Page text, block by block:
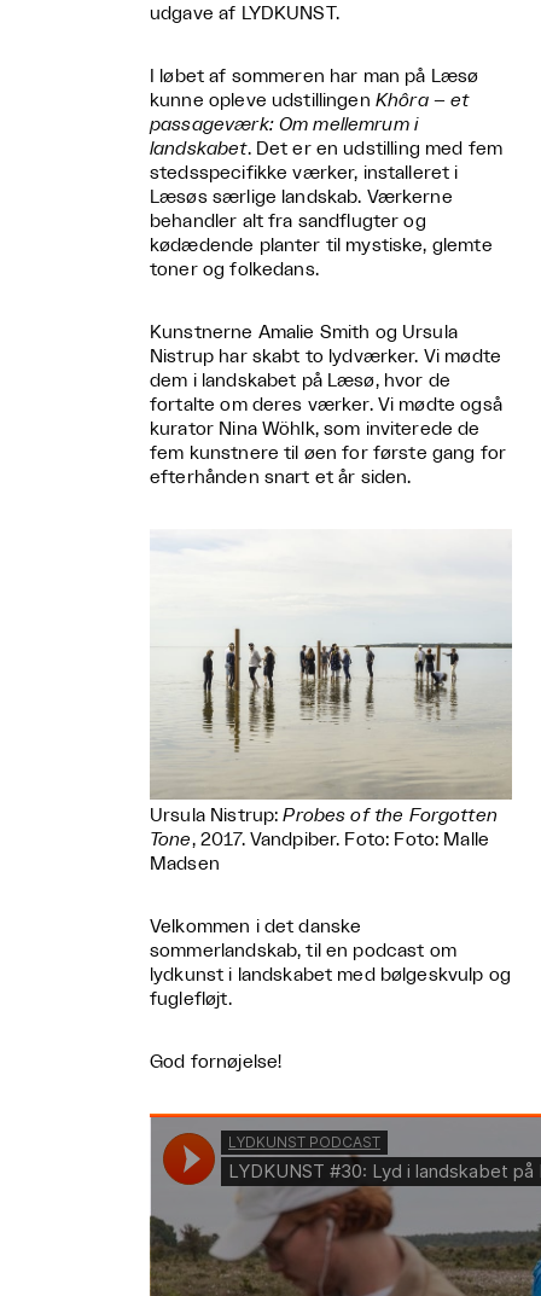
udgave af LYDKUNST.
I løbet af sommeren har man på Læsø
kunne opleve udstillingen Khôra – et
passageværk: Om mellemrum i
landskabet. Det er en udstilling med fem
stedsspecifikke værker, installeret i
Læsøs særlige landskab. Værkerne
behandler alt fra sandflugter og
kødædende planter til mystiske, glemte
toner og folkedans.
Kunstnerne Amalie Smith og Ursula
Nistrup har skabt to lydværker. Vi mødte
dem i landskabet på Læsø, hvor de
fortalte om deres værker. Vi mødte også
kurator Nina Wöhlk, som inviterede de
fem kunstnere til øen for første gang for
efterhånden snart et år siden.
Ursula Nistrup:Probes of the Forgotten
Tone, 2017. Vandpiber. Foto: Foto: Malle
Madsen
Velkommen i det danske
sommerlandskab, til en podcast om
lydkunst i landskabet med bølgeskvulp og
fuglefløjt.
God fornøjelse!